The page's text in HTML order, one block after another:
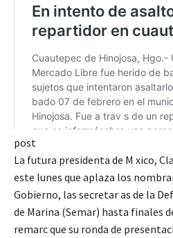
post
La futura presidenta de M xico,
este lunes que aplaza los
Gobierno, las secretar as de la
de Marina (Semar) hasta finales
remarc que su ronda de